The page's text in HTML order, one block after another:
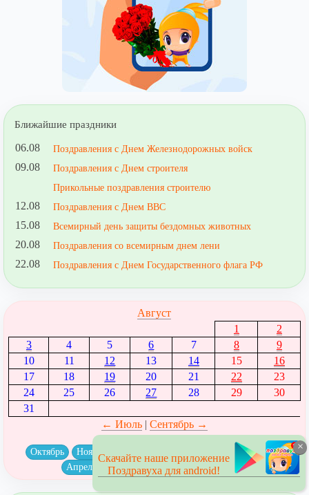
Ближайшие праздники
06.08 Поздравления с Днем Железнодорожных войск
09.08
Поздравления с Днем строителя
Прикольные поздравления строителю
12.08 Поздравления с Днем ВВС
15.08 Всемирный день защиты бездомных животных
20.08 Поздравления со всемирным днем лени
22.08 Поздравления с Днем Государственного флага РФ
Август
1
2
3
4 5 6 7 8
9
10
11 12 13 14 15
16
17
18 19 20 21 22
23
24
25 26 27 28 29
30
31
← Июль| Сентябрь →
Октябрь Ноябрь Февраль
Март
Апрель
Май Июнь Июль Август
×
Скачайте наше приложение
Поздравуха для android!